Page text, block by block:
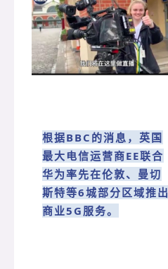
根据BBC的消息，英国
最大电信运营商EE联合
华为率先在伦敦、曼切
斯特等6城部分区域推出
商业5G服务。